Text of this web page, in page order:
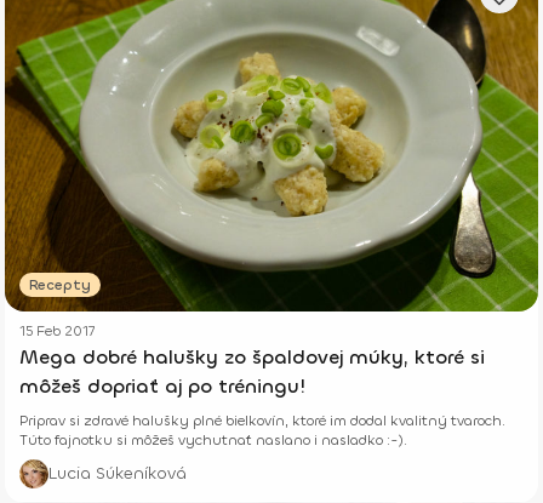
Recepty
15 Feb 2017
Mega dobré halušky zo špaldovej múky, ktoré si
môžeš dopriať aj po tréningu!
Priprav si zdravé halušky plné bielkovín, ktoré im dodal kvalitný tvaroch.
Túto fajnotku si môžeš vychutnať naslano i nasladko :-).
Lucia Súkeníková